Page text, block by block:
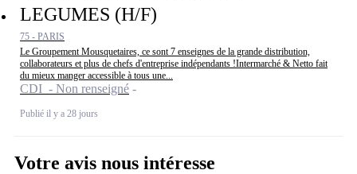
LEGUMES (H/F)
75 - PARIS
Le Groupement Mousquetaires, ce sont 7 enseignes de la grande distribution,
collaborateurs et plus de chefs d'entreprise indépendants !Intermarché & Netto fait
du mieux manger accessible à tous une...
CDI - Non renseigné
Publié il y a 28 jours
Votre avis nous intéresse